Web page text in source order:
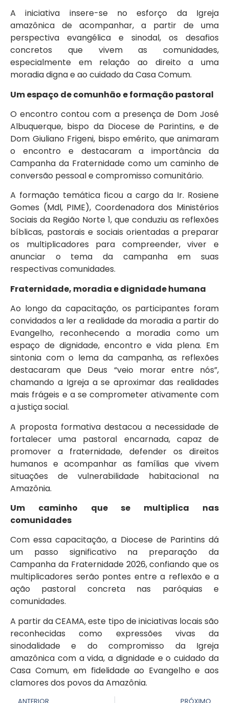
A iniciativa insere-se no esforço da Igreja
amazônica de acompanhar, a partir de uma
perspectiva evangélica e sinodal, os desafios
concretos que vivem as comunidades,
especialmente em relação ao direito a uma
moradia digna e ao cuidado da Casa Comum.
Um espaço de comunhão e formação pastoral
O encontro contou com a presença de Dom José
Albuquerque, bispo da Diocese de Parintins, e de
Dom Giuliano Frigeni, bispo emérito, que animaram
o encontro e destacaram a importância da
Campanha da Fraternidade como um caminho de
conversão pessoal e compromisso comunitário.
A formação temática ficou a cargo da Ir. Rosiene
Gomes (Mdl, PIME), Coordenadora dos Ministérios
Sociais da Região Norte 1, que conduziu as reflexões
bíblicas, pastorais e sociais orientadas a preparar
os multiplicadores para compreender, viver e
anunciar o tema da campanha em suas
respectivas comunidades.
Fraternidade, moradia e dignidade humana
Ao longo da capacitação, os participantes foram
convidados a ler a realidade da moradia a partir do
Evangelho, reconhecendo a moradia como um
espaço de dignidade, encontro e vida plena. Em
sintonia com o lema da campanha, as reflexões
destacaram que Deus “veio morar entre nós”,
chamando a Igreja a se aproximar das realidades
mais frágeis e a se comprometer ativamente com
a justiça social.
A proposta formativa destacou a necessidade de
fortalecer uma pastoral encarnada, capaz de
promover a fraternidade, defender os direitos
humanos e acompanhar as famílias que vivem
situações de vulnerabilidade habitacional na
Amazônia.
Um caminho que se multiplica nas
comunidades
Com essa capacitação, a Diocese de Parintins dá
um passo significativo na preparação da
Campanha da Fraternidade 2026, confiando que os
multiplicadores serão pontes entre a reflexão e a
ação pastoral concreta nas paróquias e
comunidades.
A partir da CEAMA, este tipo de iniciativas locais são
reconhecidas como expressões vivas da
sinodalidade e do compromisso da Igreja
amazônica com a vida, a dignidade e o cuidado da
Casa Comum, em fidelidade ao Evangelho e aos
clamores dos povos da Amazônia.